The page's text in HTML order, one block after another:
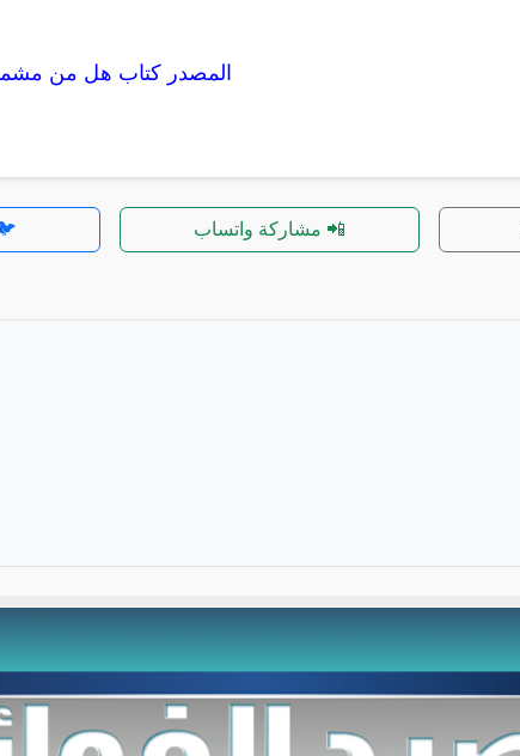
المصدر كتاب هل من
📲 مشاركة واتساب